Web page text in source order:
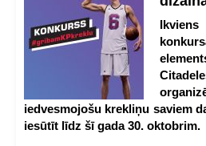
iedvesmojošu krekliņu saviem
iesūtīt līdz šī gada 30. oktobrim.